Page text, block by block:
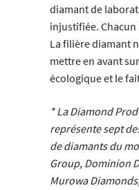
diamant de
injustifiée. Chacun
La filière diamant
mettre en avant
écologique et le
* La Diamond
représente sept
de diamants du
Group, Dominion
Murowa